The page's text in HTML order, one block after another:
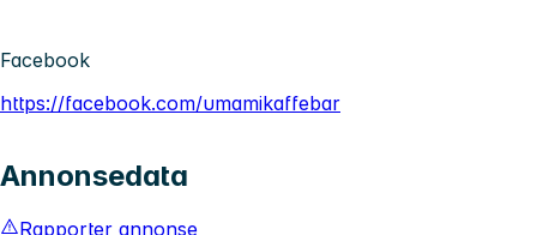
Facebook
https://facebook.com/umamikaffebar
Annonsedata
Rapporter annonse